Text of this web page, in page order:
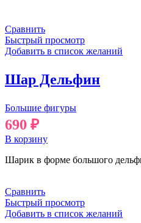
Сравнить
Быстрый просмотр
Добавить в список желаний
Шар Дельфин
Большие фигуры
690 ₽
В корзину
Шарик в форме большого
Сравнить
Быстрый просмотр
Добавить в список желаний